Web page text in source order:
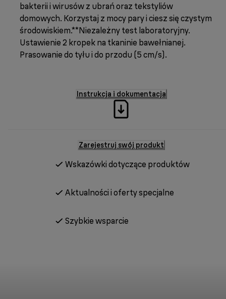
bakterii i wirusów z ubrań oraz tekstyliów
domowych. Korzystaj z mocy pary i ciesz się czystym
środowiskiem.**Niezależny test laboratoryjny.
Ustawienie 2 kropek na tkaninie bawełnianej.
Prasowanie do tyłu i do przodu (5 cm/s).
Instrukcja i dokumentacja
Zarejestruj swój produkt
Wskazówki dotyczące produktów
Aktualności i oferty specjalne
Szybkie wsparcie